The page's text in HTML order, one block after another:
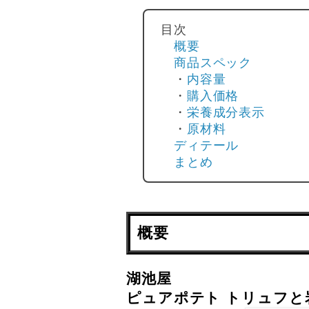
目次
概要
商品スペック
・ 内容量
・ 購入価格
・ 栄養成分表示
・ 原材料
ディテール
まとめ
概要
湖池屋
ピュアポテト トリュフと